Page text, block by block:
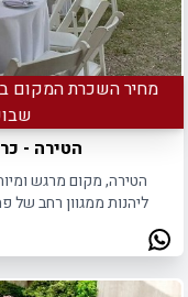
שבוע
הטירה -
הטירה, מקום מרגש
ליהנות ממגוון רחב של